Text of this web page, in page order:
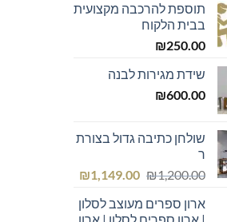
היה:
₪499.00.
הוא:
תוספת להרכבה מקצועית
בבית הלקוח
₪250.00
שידת מגירות לבנה
₪600.00
שולחן כתיבה גדול בצורת
ר
₪1,200.00
המחיר
היה:
₪1,149.00
המחיר
הוא:ארון ספרים מעוצב לסלון